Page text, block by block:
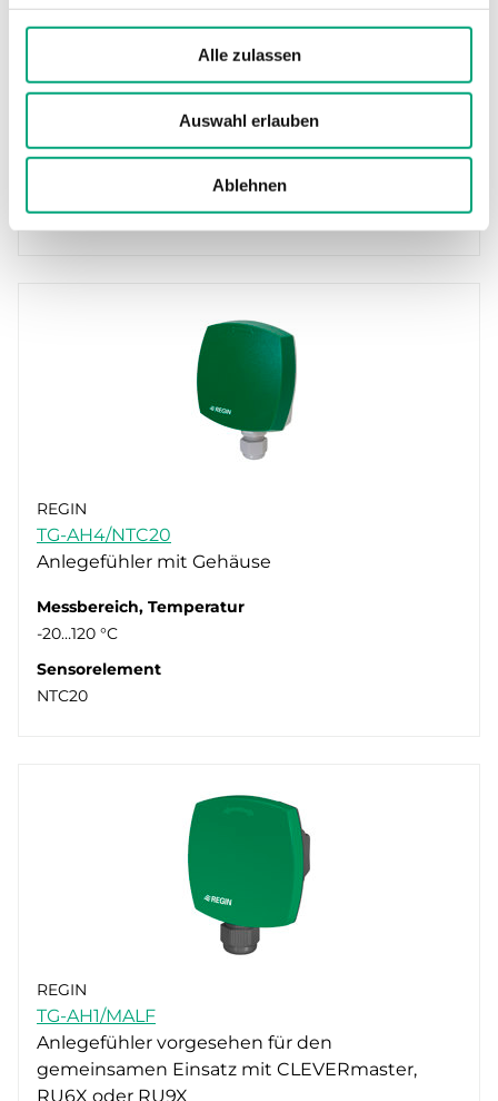
Alle zulassen
Auswahl erlauben
Ablehnen
REGIN
Anlegefühler mit Gehäuse
Messbereich, Temperatur
-20…120 °C
NTC10-01
REGIN
TG-AH4/NTC20
Anlegefühler mit Gehäuse
Messbereich, Temperatur
-20…120 °C
Sensorelement
NTC20
REGIN
TG-AH1/MALF
Anlegefühler vorgesehen für den
gemeinsamen Einsatz mit CLEVERmaster,
RU6X oder RU9X